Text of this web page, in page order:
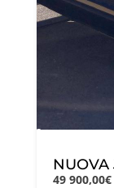
NUOVA
49 900,00€